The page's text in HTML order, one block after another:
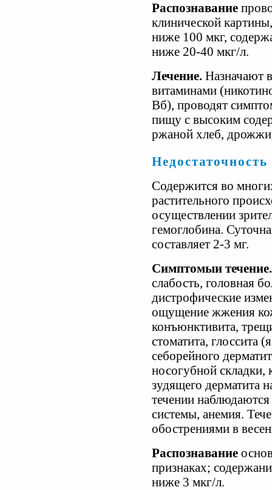
Распознавание
клинической
ниже 100 мкг,
ниже 20-40 мкг/л.
Лечение. Назначают
витаминами
Вб), проводят
пищу с высоким
ржаной хлеб,
Содержится во
растительного
осуществлении
гемоглобина.
составляет 2-3 мг.
Симптомыи
слабость, головная
дистрофические
ощущение жжения
конъюнктивита,
стоматита, глоссита
себорейного
носогубной складки,
зудящего дерматита
течении
системы, анемия.
обострениями в
Распознавание
признаках;
ниже 3 мкг/л.